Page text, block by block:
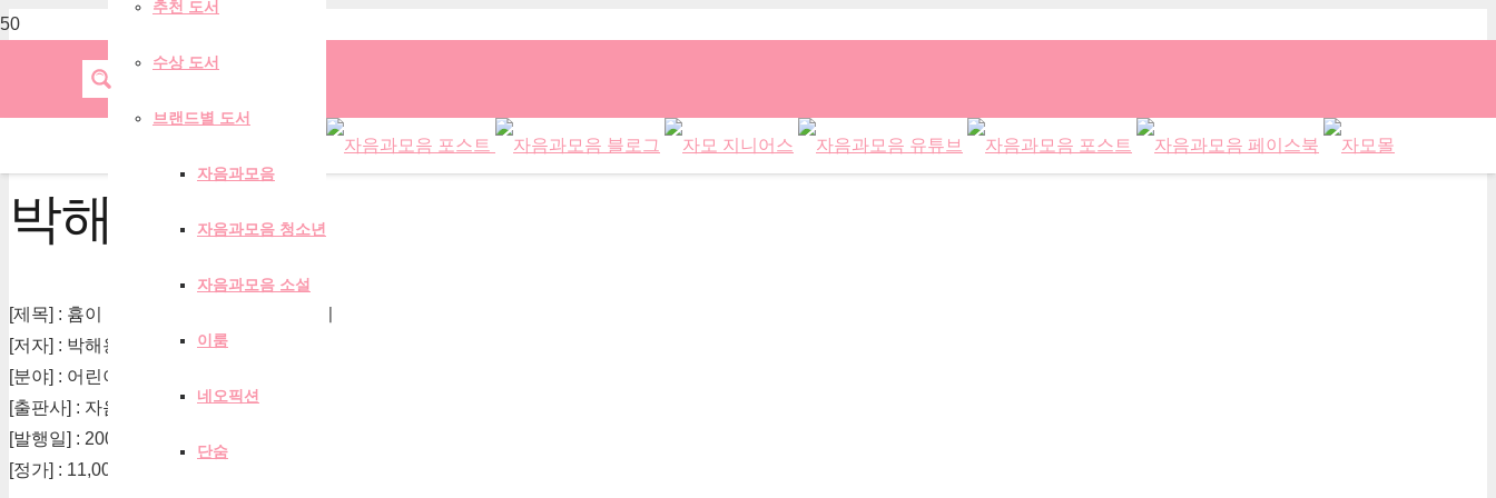
추천 도서
수상 도서
브랜드별 도서
자음과모음
자음과모음 청소년
자음과모음 소설
이룸
네오픽션
단숨
박해용
[제목] : 흄이 들려주는 원인과 결과 이야기
[저자] : 박해용
[분야] : 어린이
[출판사] : 자음과모음
[발행일] : 2007-06-30
[정가] : 11,000원